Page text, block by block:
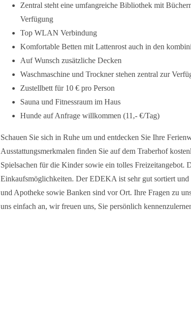
Zentral steht eine umfangreiche Bibliothek mit
Verfügung
Top WLAN Verbindung
Komfortable Betten mit Lattenrost auch in den
Auf Wunsch zusätzliche Decken
Waschmaschine und Trockner stehen zentral zur
Zustellbett für 10 € pro Person
Sauna und Fitnessraum im Haus
Hunde auf Anfrage willkommen (11,- €/Tag)
Schauen Sie sich in Ruhe um und entdecken Sie Ihre
Ausstattungsmerkmalen finden Sie auf dem Traberhof
Spielsachen für die Kinder sowie ein tolles Freizeitangebot.
Einkaufsmöglichkeiten. Der EDEKA ist sehr gut sortiert
und Apotheke sowie Banken sind vor Ort. Ihre Fragen zu
uns einfach an, wir freuen uns, Sie persönlich